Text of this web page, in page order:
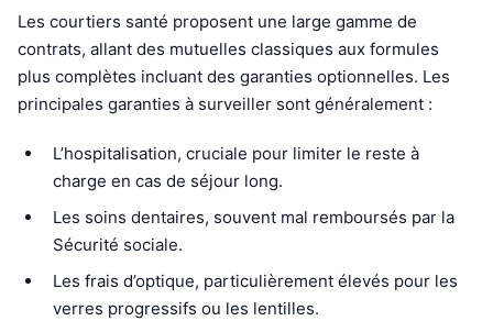
Les courtiers santé proposent une large gamme de
contrats, allant des mutuelles classiques aux formules
plus complètes incluant des garanties optionnelles. Les
principales garanties à surveiller sont généralement :
L’hospitalisation, cruciale pour limiter le reste à
charge en cas de séjour long.
Les soins dentaires, souvent mal remboursés par la
Sécurité sociale.
Les frais d’optique, particulièrement élevés pour les
verres progressifs ou les lentilles.